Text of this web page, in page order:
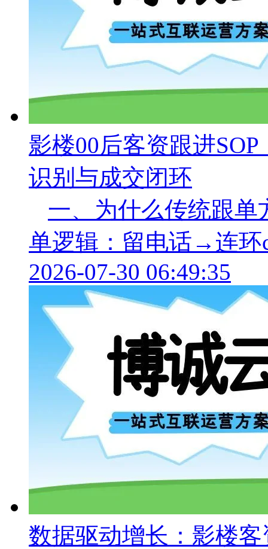
影楼00后客资跟进
识别与成交闭环
一、为什么传统跟单
单逻辑：留电话→连
2026-07-30 06:49:35
数据驱动增长：影楼